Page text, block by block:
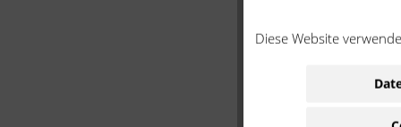
Diese Website